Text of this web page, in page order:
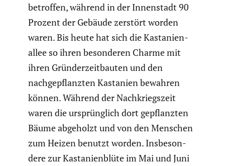
betroffen, während in der Innen­stadt 90
Prozent der Gebäude zerstört worden
waren. Bis heute hat sich die Kasta­ni­en­
allee so ihren beson­deren Charme mit
ihren Gründer­zeit­bauten und den
nachge­pflanzten Kastanien bewahren
können. Während der Nachkriegs­zeit
waren die ursprüng­lich dort gepflanzten
Bäume abgeholzt und von den Menschen
zum Heizen benutzt worden. Insbe­son­
dere zur Kasta­ni­en­blüte im Mai und Juni